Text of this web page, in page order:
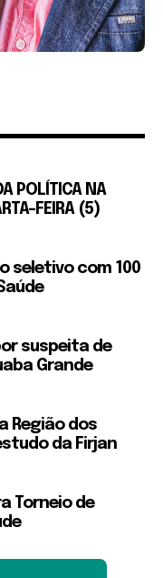
POLÍTICA NA
FEIRA (5)
seletivo com 100
suspeita de
Grande
Região dos
da Firjan
Torneio de